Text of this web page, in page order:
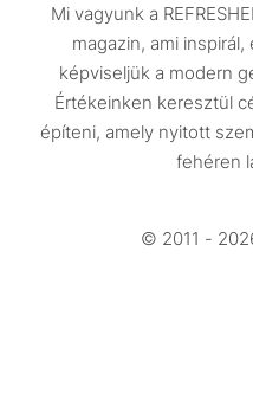
Mi vagyunk a
magazin, ami
képviseljük a modern
Értékeinken keresztül
építeni, amely nyitott
fehéren
© 2011 -